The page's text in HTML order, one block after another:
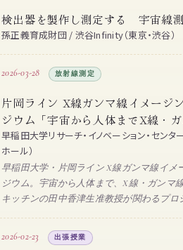
検出器を製作し測定する 宇宙線
孫正義育成財団 / 渋谷Infinity（東京・渋谷）
2026-03-28 放射線測定
片岡ライン X線ガンマ線イメージ
ジウム「宇宙から人体までX線・ガ
早稲田大学リサーチ・イノベーション・セン
ホール）
早稲田大学・片岡ライン X線ガンマ線イメ
ジウム。宇宙から人体まで、X線・ガンマ
キッチンの田中香津生准教授が関わるプロ
2026-02-23 出張授業